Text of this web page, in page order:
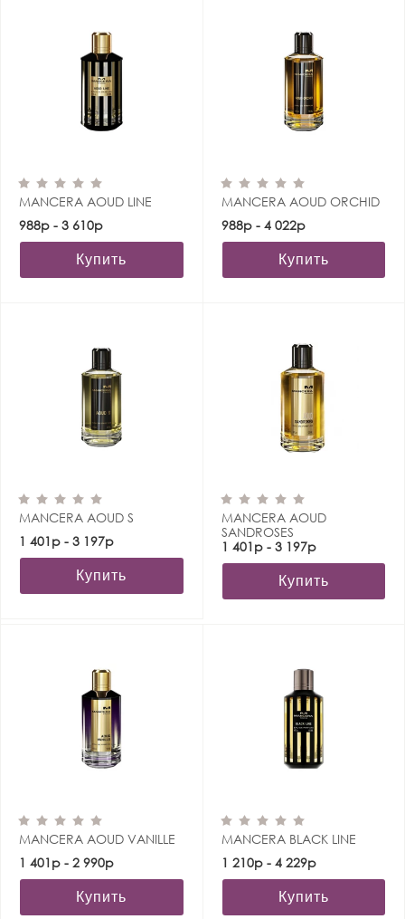
MANCERA AOUD LINE
988р - 3 610р
Купить
MANCERA AOUD ORCHID
988р - 4 022р
Купить
MANCERA AOUD S
1 401р - 3 197р
Купить
MANCERA AOUD
SANDROSES
1 401р - 3 197р
Купить
MANCERA AOUD VANILLE
1 401р - 2 990р
Купить
MANCERA BLACK LINE
1 210р - 4 229р
Купить